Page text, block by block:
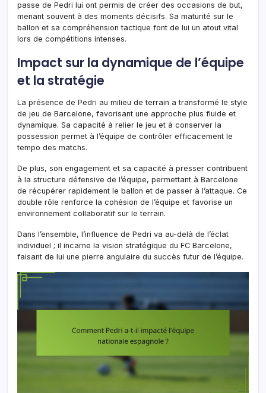
passe de Pedri lui ont permis de créer des occasions de but,
menant souvent à des moments décisifs. Sa maturité sur le
ballon et sa compréhension tactique font de lui un atout vital
lors de compétitions intenses.
Impact sur la dynamique de l’équipe
et la stratégie
La présence de Pedri au milieu de terrain a transformé le style
de jeu de Barcelone, favorisant une approche plus fluide et
dynamique. Sa capacité à relier le jeu et à conserver la
possession permet à l’équipe de contrôler efficacement le
tempo des matchs.
De plus, son engagement et sa capacité à presser contribuent
à la structure défensive de l’équipe, permettant à Barcelone
de récupérer rapidement le ballon et de passer à l’attaque. Ce
double rôle renforce la cohésion de l’équipe et favorise un
environnement collaboratif sur le terrain.
Dans l’ensemble, l’influence de Pedri va au-delà de l’éclat
individuel ; il incarne la vision stratégique du FC Barcelone,
faisant de lui une pierre angulaire du succès futur de l’équipe.